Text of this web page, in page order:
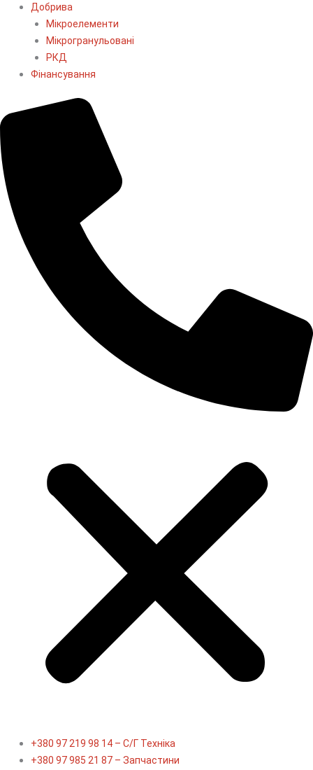
Добрива
Мікроелементи
Мікрогранульовані
РКД
Фінансування
+380 97 219 98 14 – С/Г Техніка
+380 97 985 21 87 – Запчастини